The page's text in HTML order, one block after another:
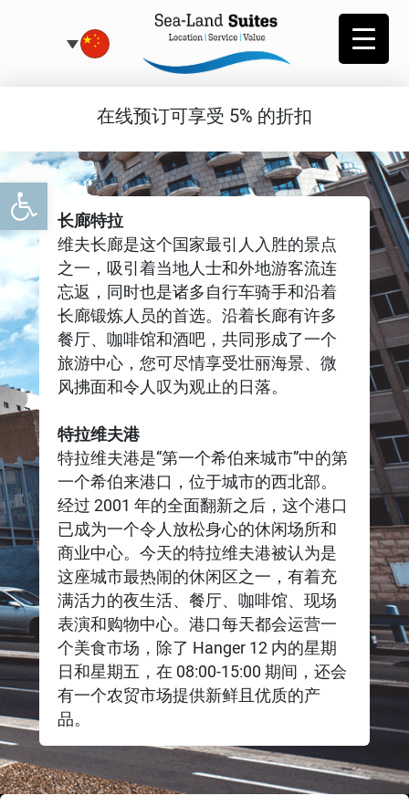
在线预订可享受 5% 的折扣
酒店景点
长廊特拉
维夫长廊是这个国家最引人入胜的景点
之一，吸引着当地人士和外地游客流连
忘返，同时也是诸多自行车骑手和沿着
长廊锻炼人员的首选。沿着长廊有许多
餐厅、咖啡馆和酒吧，共同形成了一个
旅游中心，您可尽情享受壮丽海景、微
风拂面和令人叹为观止的日落。
特拉维夫港
特拉维夫港是“第一个希伯来城市”中的第
一个希伯来港口，位于城市的西北部。
经过 2001 年的全面翻新之后，这个港口
已成为一个令人放松身心的休闲场所和
商业中心。今天的特拉维夫港被认为是
这座城市最热闹的休闲区之一，有着充
满活力的夜生活、餐厅、咖啡馆、现场
表演和购物中心。港口每天都会运营一
个美食市场，除了 Hanger 12 内的星期
日和星期五，在 08:00-15:00 期间，还会
有一个农贸市场提供新鲜且优质的产
品。
打开工具栏